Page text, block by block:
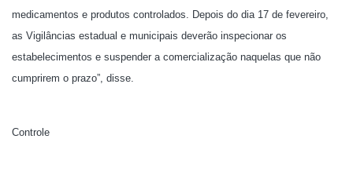
medicamentos e produtos controlados. Depois do dia 17 de fevereiro,
as Vigilâncias estadual e municipais deverão inspecionar os
estabelecimentos e suspender a comercialização naquelas que não
cumprirem o prazo”, disse.
Controle